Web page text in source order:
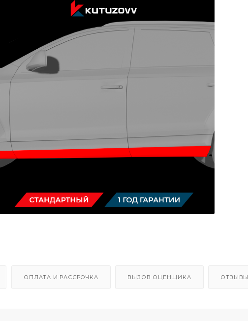
ОПЛАТА И РАССРОЧКА ВЫЗОВ ОЦЕНЩИКА ОТЗЫВЫ